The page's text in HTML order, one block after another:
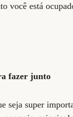
você está
fazer junto
seja super